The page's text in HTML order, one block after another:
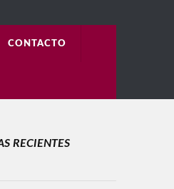
CONTACTO
RECIENTES